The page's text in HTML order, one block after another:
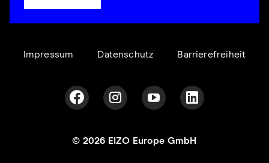
Impressum Datenschutz Barrierefreiheit
© 2026 EIZO Europe GmbH